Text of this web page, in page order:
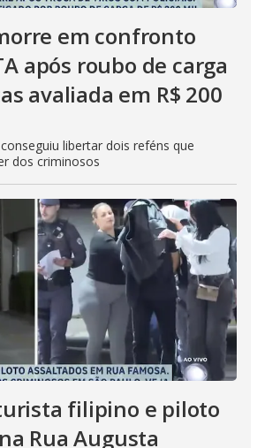
em confronto
após roubo de carga
avaliada em R$ 200
libertar dois reféns que
dos criminosos
filipino e piloto
Rua Augusta